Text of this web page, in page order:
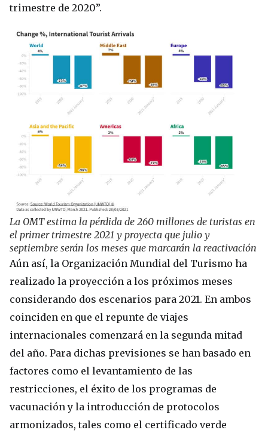
trimestre de 2020”.
La OMT estima la pérdida de 260 millones de turistas en
el primer trimestre 2021 y proyecta que julio y
septiembre serán los meses que marcarán la reactivación
Aún así, la Organización Mundial del Turismo ha
realizado la proyección a los próximos meses
considerando dos escenarios para 2021. En ambos
coinciden en que el repunte de viajes
internacionales comenzará en la segunda mitad
del año. Para dichas previsiones se han basado en
factores como el levantamiento de las
restricciones, el éxito de los programas de
vacunación y la introducción de protocolos
armonizados, tales como el certificado verde